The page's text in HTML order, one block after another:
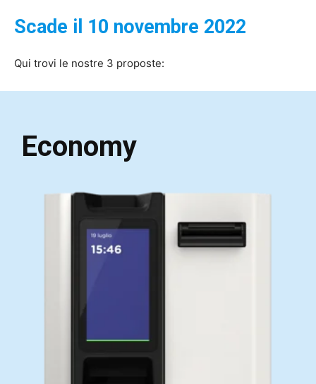
Scade il 10 novembre 2022
Qui trovi le nostre 3 proposte:
Economy